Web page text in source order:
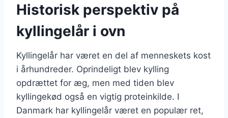
Historisk perspektiv på
kyllingelår i ovn
Kyllingelår har været en del af menneskets kost
i århundreder. Oprindeligt blev kylling
opdrættet for æg, men med tiden blev
kyllingekød også en vigtig proteinkilde. I
Danmark har kyllingelår været en populær ret,